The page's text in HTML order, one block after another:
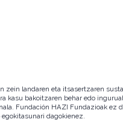
landaren eta itsasertzaren
kasu bakoitzaren behar edo
Fundación HAZI Fundazioak ez
dagokienez.